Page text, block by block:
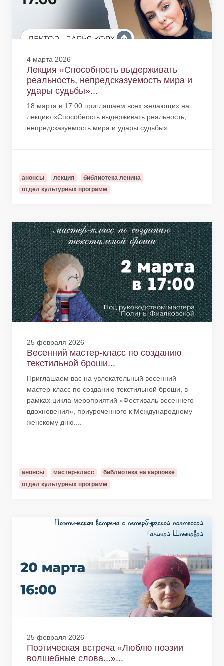
4 марта 2026
Лекция «Способность выдерживать
реальность, непредсказуемость мира и
удары судьбы»...
18 марта в 17:00 приглашаем всех желающих на
лекцию «Способность выдерживать реальность,
непредсказуемость мира и удары судьбы»....
анонсы лекция
библиотека ленина
отдел культурных программ
25 февраля 2026
Весенний мастер-класс по созданию
текстильной броши...
Приглашаем вас на увлекательный весенний
мастер-класс по созданию текстильной броши, в
рамках цикла мероприятий «Фестиваль весеннего
вдохновения», приуроченного к Международному
женскому дню....
анонсы мастер-класс
библиотека на карповке
отдел культурных программ
25 февраля 2026
Поэтическая встреча «Люблю поэзии
волшебные слова...»...